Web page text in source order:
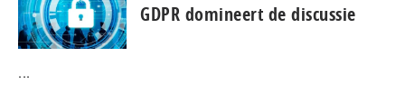
GDPR domineert de discussie
...